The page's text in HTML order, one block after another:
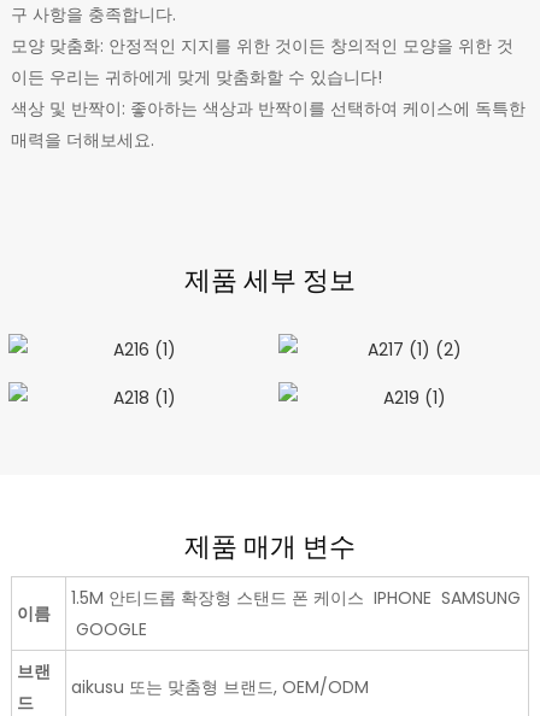
구 사항을 충족합니다.
모양 맞춤화: 안정적인 지지를 위한 것이든 창의적인 모양을 위한 것
이든 우리는 귀하에게 맞게 맞춤화할 수 있습니다!
색상 및 반짝이: 좋아하는 색상과 반짝이를 선택하여 케이스에 독특한
매력을 더해보세요.
제품 세부 정보
제품 매개 변수
이름
1.5M 안티드롭 확장형 스탠드 폰 케이스 IPHONE SAMSUNG
GOOGLE
브랜
드
aikusu 또는 맞춤형 브랜드, OEM/ODM